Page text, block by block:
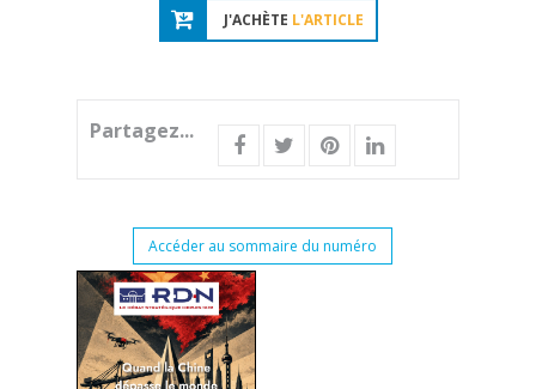
J'ACHÈTE L'ARTICLE
Partagez...
Accéder au sommaire du numéro